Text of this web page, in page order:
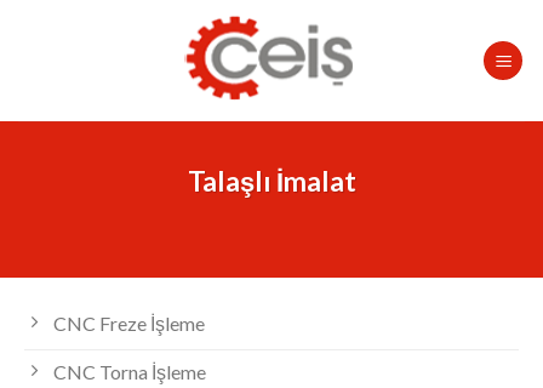
Talaşlı İmalat
CNC Freze İşleme
CNC Torna İşleme